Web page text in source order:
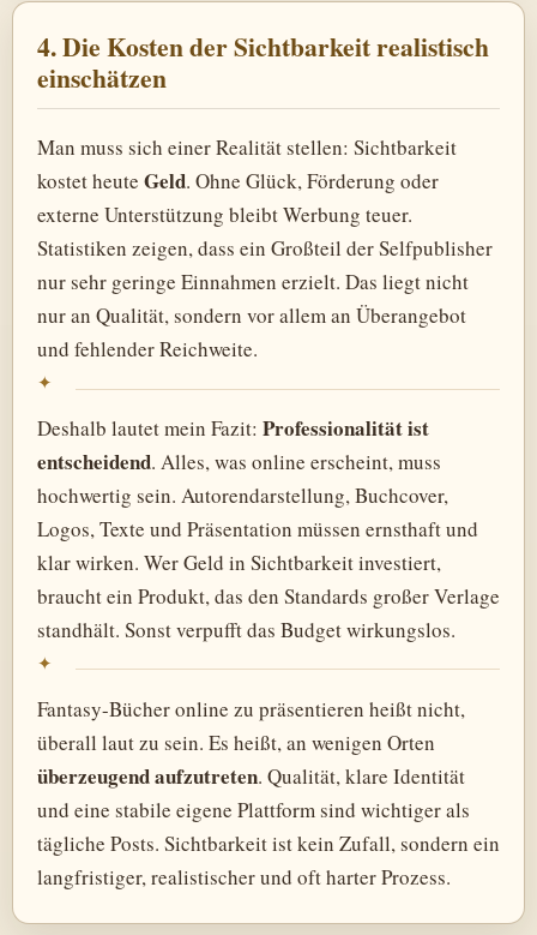
4. Die Kosten der Sichtbarkeit realistisch
einschätzen
Man muss sich einer Realität stellen: Sichtbarkeit
kostet heute Geld. Ohne Glück, Förderung oder
externe Unterstützung bleibt Werbung teuer.
Statistiken zeigen, dass ein Großteil der Selfpublisher
nur sehr geringe Einnahmen erzielt. Das liegt nicht
nur an Qualität, sondern vor allem an Überangebot
und fehlender Reichweite.
Deshalb lautet mein Fazit: Professionalität ist
entscheidend. Alles, was online erscheint, muss
hochwertig sein. Autorendarstellung, Buchcover,
Logos, Texte und Präsentation müssen ernsthaft und
klar wirken. Wer Geld in Sichtbarkeit investiert,
braucht ein Produkt, das den Standards großer Verlage
standhält. Sonst verpufft das Budget wirkungslos.
Fantasy-Bücher online zu präsentieren heißt nicht,
überall laut zu sein. Es heißt, an wenigen Orten
überzeugend aufzutreten. Qualität, klare Identität
und eine stabile eigene Plattform sind wichtiger als
tägliche Posts. Sichtbarkeit ist kein Zufall, sondern ein
langfristiger, realistischer und oft harter Prozess.